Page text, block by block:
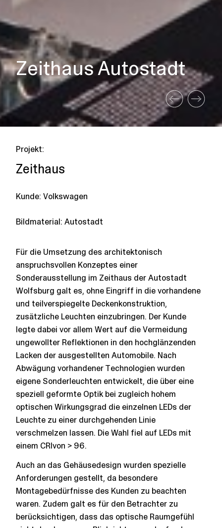
Zeithaus Autostadt
Projekt:
Zeithaus
Kunde: Volkswagen
Bildmaterial: Autostadt
Für die Umsetzung des architektonisch
anspruchsvollen Konzeptes einer
Sonderausstellung im Zeithaus der Autostadt
Wolfsburg galt es, ohne Eingriff in die vorhandene
und teilverspiegelte Deckenkonstruktion,
zusätzliche Leuchten einzubringen. Der Kunde
legte dabei vor allem Wert auf die Vermeidung
ungewollter Reflektionen in den hochglänzenden
Lacken der ausgestellten Automobile. Nach
Abwägung vorhandener Technologien wurden
eigene Sonderleuchten entwickelt, die über eine
speziell geformte Optik bei zugleich hohem
optischen Wirkungsgrad die einzelnen LEDs der
Leuchte zu einer durchgehenden Linie
verschmelzen lassen. Die Wahl fiel auf LEDs mit
einem CRIvon > 96.
Auch an das Gehäusedesign wurden spezielle
Anforderungen gestellt, da besondere
Montagebedürfnisse des Kunden zu beachten
waren. Zudem galt es für den Betrachter zu
berücksichtigen, dass das optische Raumgefühl